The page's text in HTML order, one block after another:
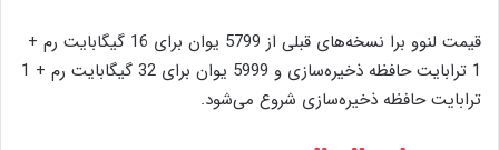
قیمت لنوو برا نسخه‌های قبلی از 5799 یوان برای 16 گیگابایت رم +
1 ترابایت حافظه ذخیره‌سازی و 5999 یوان برای 32 گیگابایت رم + 1
ترابایت حافظه ذخیره‌سازی شروع می‌شود.